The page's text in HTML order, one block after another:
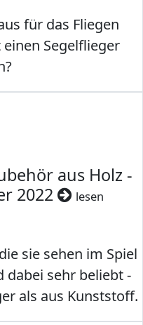
für das Fliegen
Segelflieger
aus Holz -
2022
lesen
sie sehen im Spiel
dabei sehr beliebt -
als aus Kunststoff.